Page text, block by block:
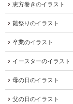
恵方巻きのイラスト
雛祭りのイラスト
卒業のイラスト
イースターのイラスト
母の日のイラスト
父の日のイラスト